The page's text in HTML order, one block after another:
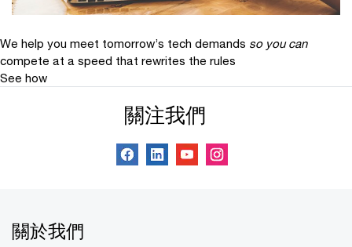
We help you meet tomorrow’s tech demands so you can
compete at a speed that rewrites the rules
See how
關注我們
關於我們